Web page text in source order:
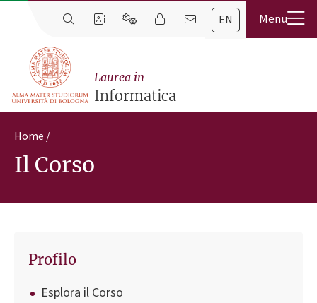
EN
Laurea in
Informatica
Home
Il Corso
Profilo
Esplora il Corso